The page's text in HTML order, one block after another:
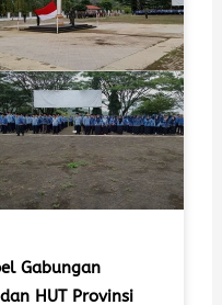
Gabungan
HUT Provinsi